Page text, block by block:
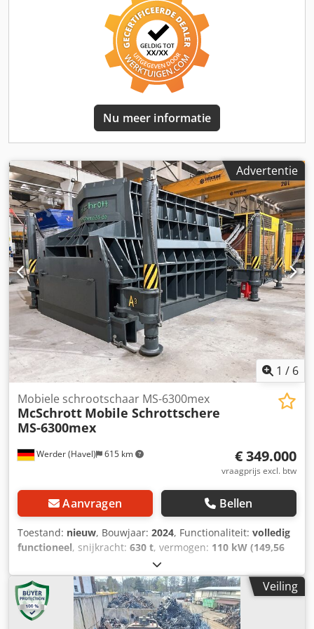
zonder bedieningsmateriaal. Een dieselgenerator van 250
kW kan apart worden aangeboden. Model: MS-6300e
Knipkracht: 630t Snijlengte: 1600mm Losse hoogte: 500mm
Vermogen: 110 KW Capaciteit: 12-17 t/u Gewicht machine:
40 ton (+ dieselgenerator 4 ton) Vultrechter afmeting:
3850mm x 2600mm x 1500mm Informatie: Een
schrootschaar wordt gebruikt voor het economisch
knippen van schroot: - eenvoudige automatische
bediening - energiebesparend - Kostenbesparend - Geen
fundering nodig Functie: Schroot wordt met behulp van
horizontale vulgebied en het eigen gewicht van het schroot
valt het in de laadkamer en in het snijgedeelte. Het schroot
wordt samengeperst aan de voorwand en gesneden door
de horizontaal bewegende gereedschapsopnamezijde via
de messen aan de voorwand. Terwijl de
gereedschapswagen horizontaal beweegt, wordt het
bewerkte materiaal via de messen op de voorwand van de
container naar buiten geperst. Bij het teruglopen naar de
achterste positie beweegt het geladen schroot onder zijn
eigen gewicht naar de binnenkant van de schaar. De
schrootscharen zijn verkrijgbaar in verschillende versies,
afhankelijk van de eisen van de klant en de uitvoergrootte
kan worden geselecteerd (voor nieuwe bestellingen).
Crsdpfxjuu Upgs Ah Ajf Inspectie en proefdraaien zijn
mogelijk.
Nu meer informatie
Advertentie
1 / 6
Werder (Havel) 615 km
Mobiele schrootschaar MS-6300mex
McSchrott Mobile Schrottschere
MS-6300mex
€ 349.000
vraagprijs excl. btw
Aanvragen Bellen
Toestand: nieuw, Bouwjaar: 2024, Functionaliteit: volledig
functioneel, snijkracht: 630 t, vermogen: 110 kW (149,56
2.400 mm, totale lengte:
totale hoogte:3.800 mm, totaalgewicht:50.000 kg,
snijlengte (max.):1.600 mm, type ingangsstroom:driefasig,
Schrootschaar MS-6300mex (mobiele schrootschaar met
elektromotor) Een dieselgenerator van 250 kW kan apart
Veiling